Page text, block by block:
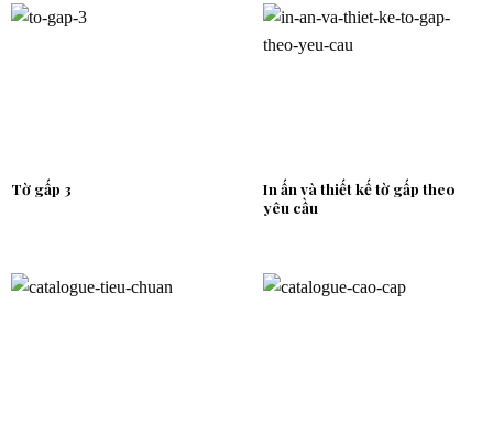
Tờ gấp 3
In ấn và thiết kế tờ gấp theo
yêu cầu